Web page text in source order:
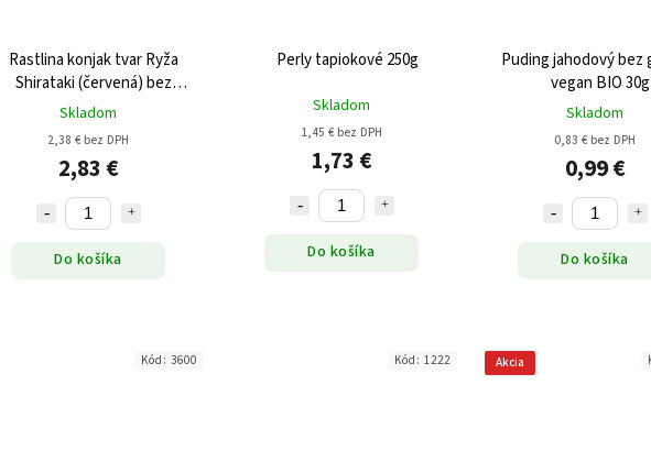
Rastlina konjak tvar Ryža
Shirataki (červená) bez
gluténu 270g
Skladom
2,38 € bez DPH
2,83 €
Do košíka
Perly tapiokové 250g
Skladom
1,45 € bez DPH
1,73 €
Do košíka
Puding jahodový bez
vegan BIO 30g
Skladom
0,83 € bez DPH
0,99 €
Do košíka
Kód: 3600 Kód: 1222 Akcia